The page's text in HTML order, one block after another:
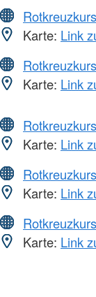
Karte: Link
Karte: Link
Karte: Link
Karte: Link
Karte: Link